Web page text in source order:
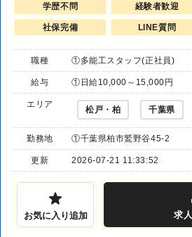
学歴不問 経験者歓迎
社保完備 LINE質問
職種 ①多能工スタッフ(正社員)
給与 ①日給10,000～15,000円
エリア
松戸・柏 千葉県
勤務地 ①千葉県柏市鷲野谷45-2
更新 2026-07-21 11:33:52
お気に入り追加 求人